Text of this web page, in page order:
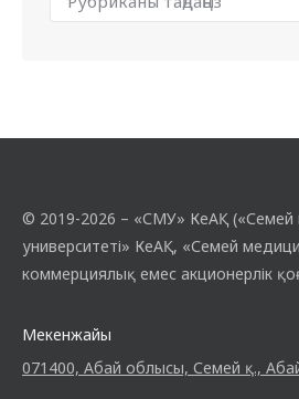
© 2019-2026 – «СМУ» КеАҚ («Семей
университеті» КеАҚ, «Семей
коммерциялық емес акционерлік
Мекенжайы
071400, Абай облысы, Семей қ., Абай